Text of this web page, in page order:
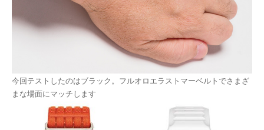
今回テストしたのはブラック。フルオロエラストマーベルトでさまざ
まな場面にマッチします